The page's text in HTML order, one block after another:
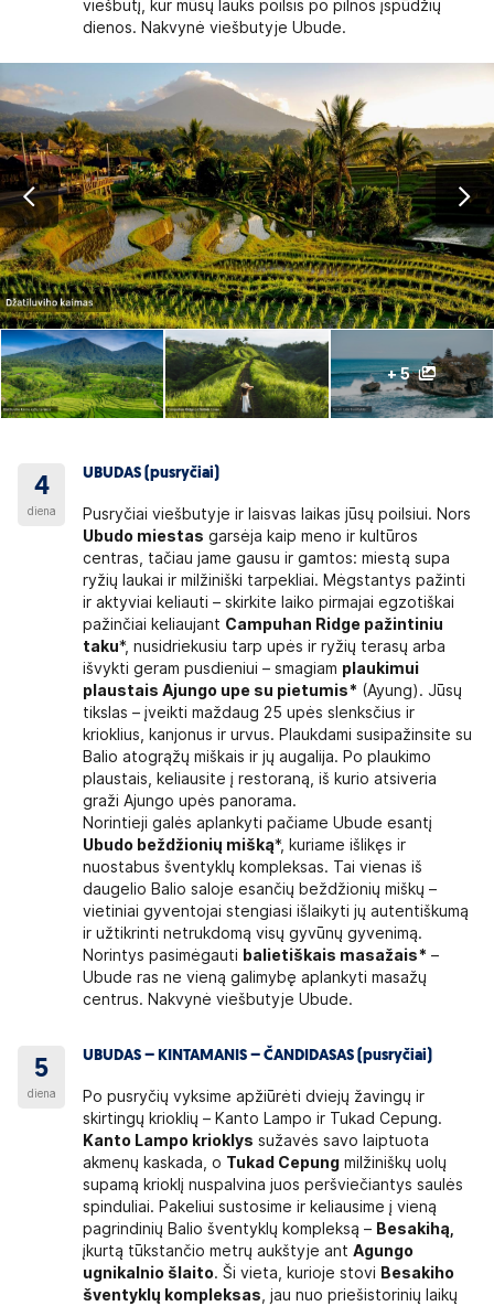
viešbutį, kur mūsų lauks poilsis po pilnos įspūdžių
dienos. Nakvynė viešbutyje Ubude.
+ 5
4
diena
UBUDAS (pusryčiai)
Pusryčiai viešbutyje ir laisvas laikas jūsų poilsiui. Nors
Ubudo miestas garsėja kaip meno ir kultūros
centras, tačiau jame gausu ir gamtos: miestą supa
ryžių laukai ir milžiniški tarpekliai. Mėgstantys pažinti
ir aktyviai keliauti – skirkite laiko pirmajai egzotiškai
pažinčiai keliaujant Campuhan Ridge pažintiniu
taku*, nusidriekusiu tarp upės ir ryžių terasų arba
išvykti geram pusdieniui – smagiam plaukimui
plaustais Ajungo upe su pietumis* (Ayung). Jūsų
tikslas – įveikti maždaug 25 upės slenksčius ir
krioklius, kanjonus ir urvus. Plaukdami susipažinsite su
Balio atogrąžų miškais ir jų augalija. Po plaukimo
plaustais, keliausite į restoraną, iš kurio atsiveria
graži Ajungo upės panorama.
Norintieji galės aplankyti pačiame Ubude esantį
Ubudo beždžionių mišką*, kuriame išlikęs ir
nuostabus šventyklų kompleksas. Tai vienas iš
daugelio Balio saloje esančių beždžionių miškų –
vietiniai gyventojai stengiasi išlaikyti jų autentiškumą
ir užtikrinti netrukdomą visų gyvūnų gyvenimą.
Norintys pasimėgauti balietiškais masažais* –
Ubude ras ne vieną galimybę aplankyti masažų
centrus. Nakvynė viešbutyje Ubude.
5
diena
UBUDAS – KINTAMANIS – ČANDIDASAS (pusryčiai)
Po pusryčių vyksime apžiūrėti dviejų žavingų ir
skirtingų krioklių – Kanto Lampo ir Tukad Cepung.
Kanto Lampo krioklys sužavės savo laiptuota
akmenų kaskada, o Tukad Cepung milžiniškų uolų
supamą krioklį nuspalvina juos peršviečiantys saulės
spinduliai. Pakeliui sustosime ir keliausime į vieną
pagrindinių Balio šventyklų kompleksą – Besakihą,
įkurtą tūkstančio metrų aukštyje antAgungo
ugnikalnio šlaito. Ši vieta, kurioje stovi Besakiho
šventyklų kompleksas , jau nuo priešistorinių laikų